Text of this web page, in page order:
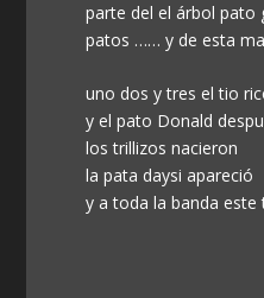
parte del el árbol pato
patos …… y de esta
uno dos y tres el tio
y el pato Donald
los trillizos nacieron
la pata daysi apareció
y a toda la banda